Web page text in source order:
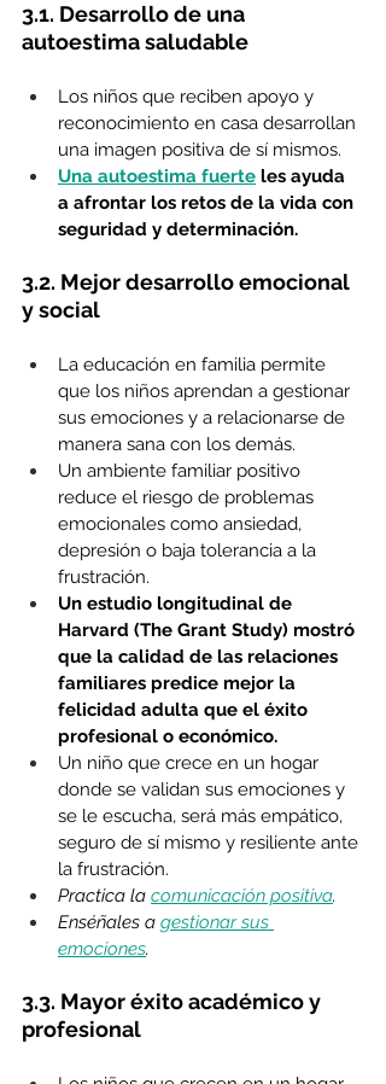
3.1. Desarrollo de una
autoestima saludable
Los niños que reciben apoyo y
reconocimiento en casa desarrollan
una imagen positiva de sí mismos.
Una autoestima fuerte les ayuda
a afrontar los retos de la vida con
seguridad y determinación.
3.2. Mejor desarrollo emocional
y social
La educación en familia permite
que los niños aprendan a gestionar
sus emociones y a relacionarse de
manera sana con los demás.
Un ambiente familiar positivo
reduce el riesgo de problemas
emocionales como ansiedad,
depresión o baja tolerancia a la
frustración.
Un estudio longitudinal de
Harvard (The Grant Study) mostró
que la calidad de las relaciones
familiares predice mejor la
felicidad adulta que el éxito
profesional o económico.
Un niño que crece en un hogar
donde se validan sus emociones y
se le escucha, será más empático,
seguro de sí mismo y resiliente ante
la frustración.
Practica la comunicación positiva.
Enséñales a gestionar sus
emociones.
3.3. Mayor éxito académico y
profesional